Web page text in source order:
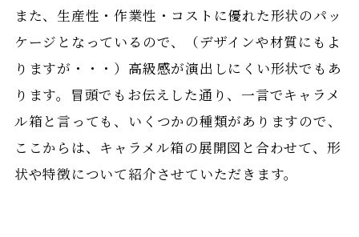
また、生産性・作業性・コストに優れた形状のパッ
ケージとなっているので、（デザインや材質にもよ
りますが・・・）高級感が演出しにくい形状でもあ
ります。冒頭でもお伝えした通り、一言でキャラメ
ル箱と言っても、いくつかの種類がありますので、
ここからは、キャラメル箱の展開図と合わせて、形
状や特徴について紹介させていただきます。